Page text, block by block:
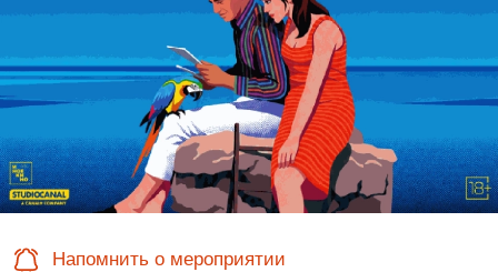
Напомнить о мероприятии